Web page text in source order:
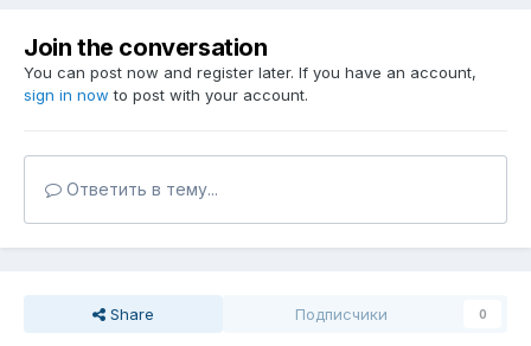
Join the conversation
You can post now and register later. If you have an account,
sign in now to post with your account.
Ответить в тему...
Share Подписчики 0